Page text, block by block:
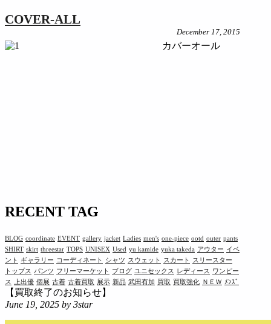
COVER-ALL
December 17, 2015
カバーオール
RECENT TAG
BLOG coordinate EVENT gallery jacket Ladies men's one-piece ootd outer pants
SHIRT skirt threestar TOPS UNISEX Used yu kamide yuka takeda アウター イベ
ント
ギャラリー コーディネート シャツ スウェット スカート
スリースター
トップス
パンツ フリーマーケット ブログ ユニセックス レディース
ワンピー
ス
上出優 個展 古着 古着買取 展示 新品 武田有加 買取 買取強化 ＮＥＷ ﾒﾝｽﾞ
【買取終了のお知らせ】
June 19, 2025 by 3star